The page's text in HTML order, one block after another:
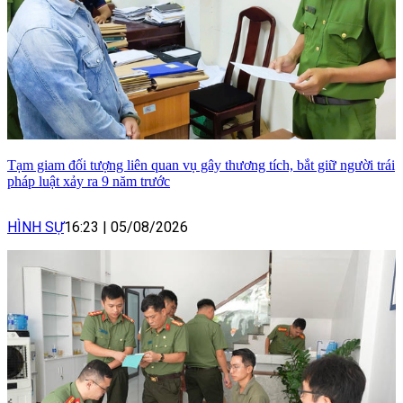
Tạm giam đối tượng liên quan vụ gây thương tích, bắt giữ người trái
pháp luật xảy ra 9 năm trước
HÌNH SỰ16:23 05/08/2026